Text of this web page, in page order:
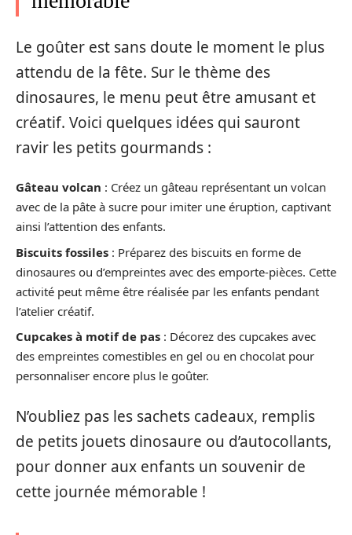
Le goûter est sans doute le moment le plus
attendu de la fête. Sur le thème des
dinosaures, le menu peut être amusant et
créatif. Voici quelques idées qui sauront
ravir les petits gourmands :
Gâteau volcan : Créez un gâteau représentant un volcan
avec de la pâte à sucre pour imiter une éruption, captivant
ainsi l’attention des enfants.
Biscuits fossiles : Préparez des biscuits en forme de
dinosaures ou d’empreintes avec des emporte-pièces. Cette
activité peut même être réalisée par les enfants pendant
l’atelier créatif.
Cupcakes à motif de pas : Décorez des cupcakes avec
des empreintes comestibles en gel ou en chocolat pour
personnaliser encore plus le goûter.
N’oubliez pas les sachets cadeaux, remplis
de petits jouets dinosaure ou d’autocollants,
pour donner aux enfants un souvenir de
cette journée mémorable !